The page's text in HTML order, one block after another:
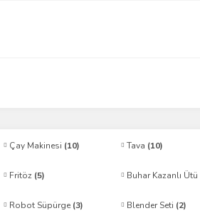
Çay Makinesi (10) Tava (10)
Fritöz (5) Buhar Kazanlı Ütü
Robot Süpürge (3) Blender Seti (2)